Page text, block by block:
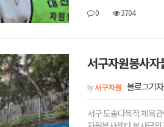
0 3704
서구자원봉사
by서구자원 블로그기
서구 도솔다목적 체육관에서 75세 이상의 어르신을 대상으로 한 코로나19 백신접종이 시작되었습니다.그곳에서도